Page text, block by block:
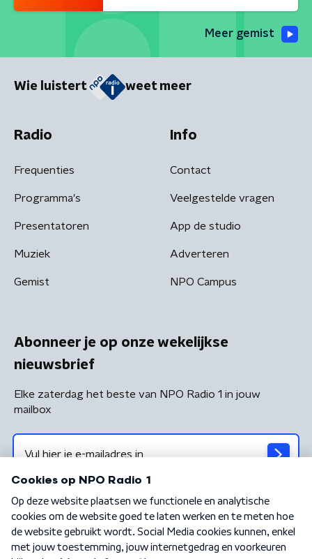
Meer gemist
Wie luistert weet meer
Radio
Frequenties
Programma's
Presentatoren
Muziek
Gemist
Info
Contact
Veelgestelde vragen
App de studio
Adverteren
NPO Campus
Abonneer je op onze wekelijkse
nieuwsbrief
Elke zaterdag het beste van NPO Radio 1 in jouw
mailbox
Algemene voorwaarden